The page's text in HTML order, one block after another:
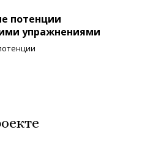
потенции
упражнениями